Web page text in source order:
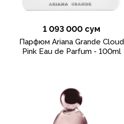
1 093 000 сум
Парфюм Ariana Grande Cloud
Pink Eau de Parfum - 100ml